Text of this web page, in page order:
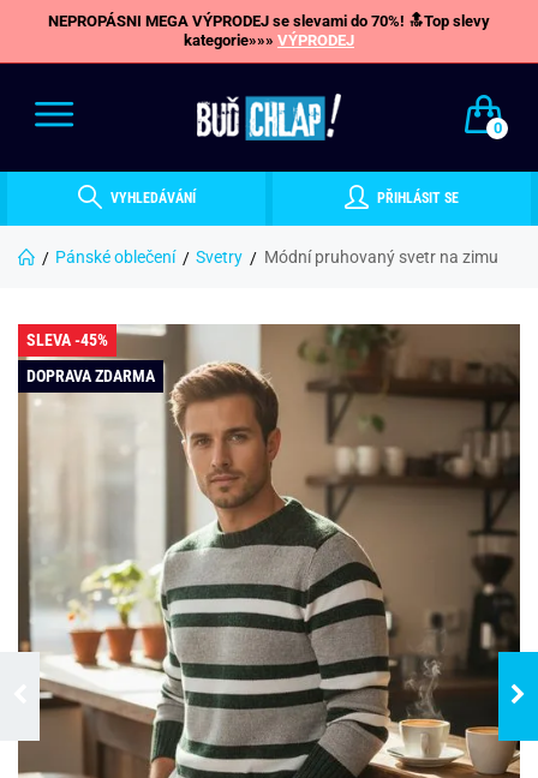
NEPROPÁSNI MEGA VÝPRODEJ se slevami do 70%! 🔝Top slevy
kategorie»»» VÝPRODEJ
0
VYHLEDÁVÁNÍ PŘIHLÁSIT SE
Pánské oblečení Svetry Módní pruhovaný svetr na zimu
SLEVA -45%
DOPRAVA ZDARMA